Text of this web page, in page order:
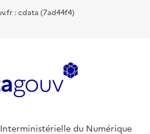
: cdata (7ad44f4)
du Numérique